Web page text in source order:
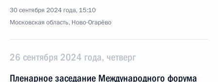
30 сентября 2024 года, 15:10
Московская область, Ново-Огарёво
26 сентября 2024 года, четверг
Пленарное заседание Международного форума